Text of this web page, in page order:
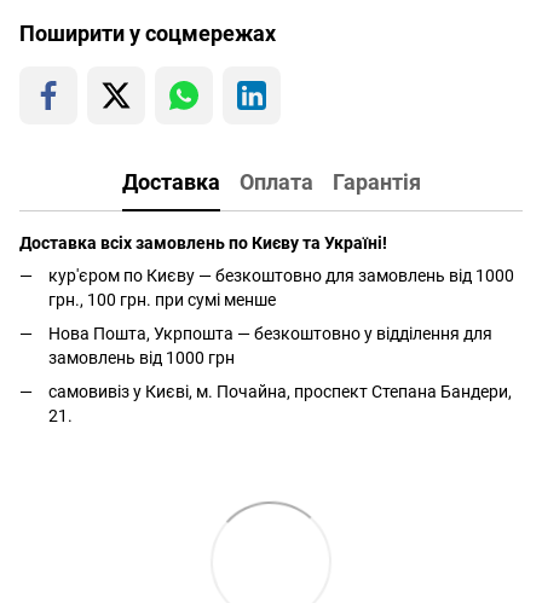
Поширити у соцмережах
Доставка Оплата Гарантія
Доставка всіх замовлень по Києву та Україні!
кур'єром по Києву — безкоштовно для замовлень від 1000
грн., 100 грн. при сумі менше
Нова Пошта, Укрпошта — безкоштовно у відділення для
замовлень від 1000 грн
самовивіз у Києві, м. Почайна, проспект Степана Бандери,
21.